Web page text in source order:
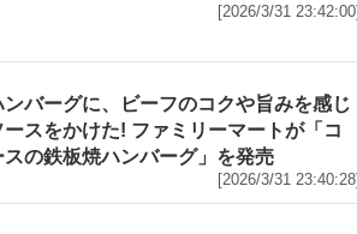
[2026/3/31 23:42:00]
バーグに、ビーフのコクや旨みを感じ
スをかけた! ファミリーマートが「コ
の鉄板焼ハンバーグ」を発売
[2026/3/31 23:40:28]